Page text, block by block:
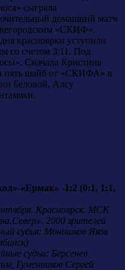
сыграла
домашний матч
«СКИФ».
красноярки уступили
со счетом 3:11. Под
Сначала Кристина
пять шайб от «СКИФА» в
Беловой, Алсу
«Ермак» -1:2 (0:1, 1:1,
Красноярск. МСК
2000 зрителей
судья: Моношков Яков
судьи: Берсенев
Гуменников Сергей